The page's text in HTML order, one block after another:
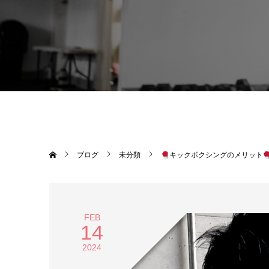
ブログ 未分類 キックボクシングのメリット
FEB
14
2024